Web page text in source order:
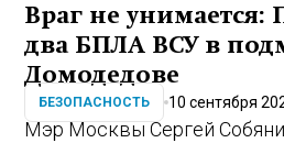
Враг не унимается:
два БПЛА ВСУ в
Домодедове
БЕЗОПАСНОСТЬ 10 сентября
Мэр Москвы Сергей